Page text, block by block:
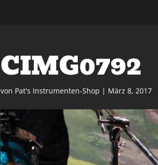
CIMG0792
von Pat's Instrumenten-Shop | März 8, 2017